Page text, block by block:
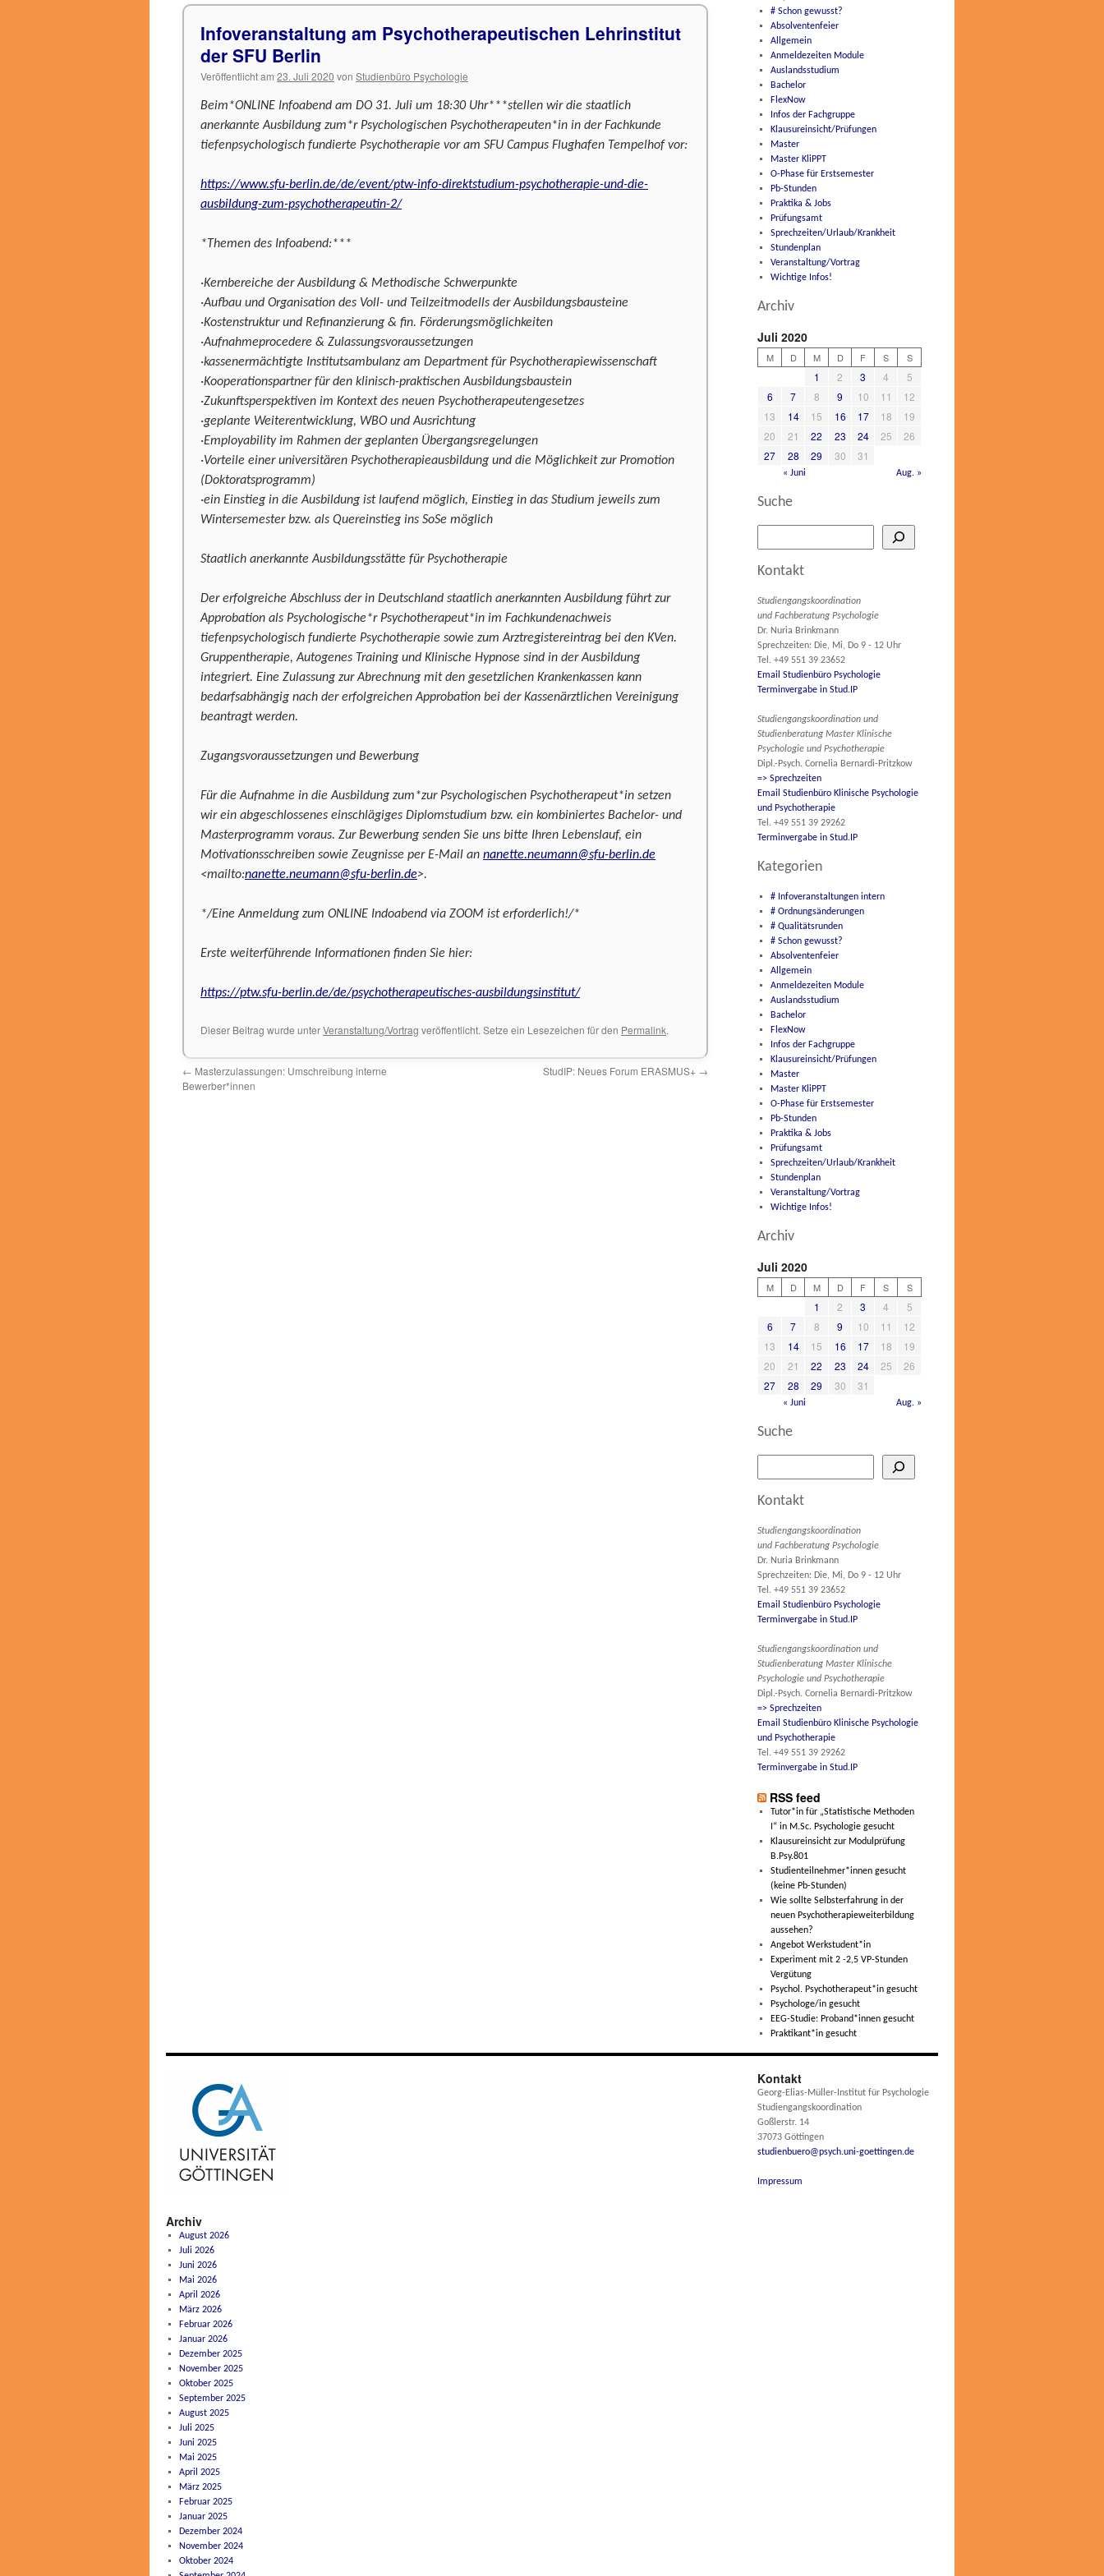
Infoveranstaltung am Psychotherapeutischen Lehrinstitut
der SFU Berlin
Veröffentlicht am 23. Juli 2020 von Studienbüro Psychologie
Beim*ONLINE Infoabend am DO 31. Juli um 18:30 Uhr***stellen wir die staatlich
anerkannte Ausbildung zum*r Psychologischen Psychotherapeuten*in in der Fachkunde
tiefenpsychologisch fundierte Psychotherapie vor am SFU Campus Flughafen Tempelhof vor:
https://www.sfu-berlin.de/de/event/ptw-info-direktstudium-psychotherapie-und-die-
ausbildung-zum-psychotherapeutin-2/
*Themen des Infoabend:***
·Kernbereiche der Ausbildung & Methodische Schwerpunkte
·Aufbau und Organisation des Voll- und Teilzeitmodells der Ausbildungsbausteine
·Kostenstruktur und Refinanzierung & fin. Förderungsmöglichkeiten
·Aufnahmeprocedere & Zulassungsvoraussetzungen
·kassenermächtigte Institutsambulanz am Department für Psychotherapiewissenschaft
·Kooperationspartner für den klinisch-praktischen Ausbildungsbaustein
·Zukunftsperspektiven im Kontext des neuen Psychotherapeutengesetzes
·geplante Weiterentwicklung, WBO und Ausrichtung
·Employability im Rahmen der geplanten Übergangsregelungen
·Vorteile einer universitären Psychotherapieausbildung und die Möglichkeit zur Promotion
(Doktoratsprogramm)
·ein Einstieg in die Ausbildung ist laufend möglich, Einstieg in das Studium jeweils zum
Wintersemester bzw. als Quereinstieg ins SoSe möglich
Staatlich anerkannte Ausbildungsstätte für Psychotherapie
Der erfolgreiche Abschluss der in Deutschland staatlich anerkannten Ausbildung führt zur
Approbation als Psychologische*r Psychotherapeut*in im Fachkundenachweis
tiefenpsychologisch fundierte Psychotherapie sowie zum Arztregistereintrag bei den KVen.
Gruppentherapie, Autogenes Training und Klinische Hypnose sind in der Ausbildung
integriert. Eine Zulassung zur Abrechnung mit den gesetzlichen Krankenkassen kann
bedarfsabhängig nach der erfolgreichen Approbation bei der Kassenärztlichen Vereinigung
beantragt werden.
Zugangsvoraussetzungen und Bewerbung
Für die Aufnahme in die Ausbildung zum*zur Psychologischen Psychotherapeut*in setzen
wir ein abgeschlossenes einschlägiges Diplomstudium bzw. ein kombiniertes Bachelor- und
Masterprogramm voraus. Zur Bewerbung senden Sie uns bitte Ihren Lebenslauf, ein
Motivationsschreiben sowie Zeugnisse per E-Mail an nanette.neumann@sfu-berlin.de
<mailto:nanette.neumann@sfu-berlin.de>.
*/Eine Anmeldung zum ONLINE Indoabend via ZOOM ist erforderlich!/*
Erste weiterführende Informationen finden Sie hier:
https://ptw.sfu-berlin.de/de/psychotherapeutisches-ausbildungsinstitut/
Dieser Beitrag wurde unterVeranstaltung/Vortrag veröffentlicht. Setze ein Lesezeichen für den Permalink.
← Masterzulassungen: Umschreibung interne
Bewerber*innen
StudIP: Neues Forum ERASMUS+ →
# Schon gewusst?
Absolventenfeier
Allgemein
Anmeldezeiten Module
Auslandsstudium
Bachelor
FlexNow
Infos der Fachgruppe
Klausureinsicht/Prüfungen
Master
Master KliPPT
O-Phase für Erstsemester
Pb-Stunden
Praktika & Jobs
Prüfungsamt
Sprechzeiten/Urlaub/Krankheit
Stundenplan
Veranstaltung/Vortrag
Wichtige Infos!
Archiv
Juli 2020
M D M D F S S
1 2 3 4
5
6
7 8 9 10 11
12
13
14 15 16 17 18
19
20
21 22 23 24 25
26
27
28 29 30 31
« Juni Aug. »
Suche
Kontakt
Studiengangskoordination
und Fachberatung Psychologie
Dr. Nuria Brinkmann
Sprechzeiten: Die, Mi, Do 9 - 12 Uhr
Tel. +49 551 39 23652
Email Studienbüro Psychologie
Terminvergabe in Stud.IP
Studiengangskoordination und
Studienberatung Master Klinische
Psychologie und Psychotherapie
Dipl.-Psych. Cornelia Bernardi-Pritzkow
=> Sprechzeiten
Email Studienbüro Klinische Psychologie
und Psychotherapie
Tel. +49 551 39 29262
Terminvergabe in Stud.IP
Kategorien
# Infoveranstaltungen intern
# Ordnungsänderungen
# Qualitätsrunden
# Schon gewusst?
Absolventenfeier
Allgemein
Anmeldezeiten Module
Auslandsstudium
Bachelor
FlexNow
Infos der Fachgruppe
Klausureinsicht/Prüfungen
Master
Master KliPPT
O-Phase für Erstsemester
Pb-Stunden
Praktika & Jobs
Prüfungsamt
Sprechzeiten/Urlaub/Krankheit
Stundenplan
Veranstaltung/Vortrag
Wichtige Infos!
Archiv
Juli 2020
M D M D F S S
1 2 3 4
5
6
7 8 9 10 11
12
13
14 15 16 17 18
19
20
21 22 23 24 25
26
27
28 29 30 31
« Juni Aug. »
Suche
Kontakt
Studiengangskoordination
und Fachberatung Psychologie
Dr. Nuria Brinkmann
Sprechzeiten: Die, Mi, Do 9 - 12 Uhr
Tel. +49 551 39 23652
Email Studienbüro Psychologie
Terminvergabe in Stud.IP
Studiengangskoordination und
Studienberatung Master Klinische
Psychologie und Psychotherapie
Dipl.-Psych. Cornelia Bernardi-Pritzkow
=> Sprechzeiten
Email Studienbüro Klinische Psychologie
und Psychotherapie
Tel. +49 551 39 29262
Terminvergabe in Stud.IP
RSS feed
Tutor*in für „Statistische Methoden
I“ in M.Sc. Psychologie gesucht
Klausureinsicht zur Modulprüfung
B.Psy.801
Studienteilnehmer*innen gesucht
(keine Pb-Stunden)
Wie sollte Selbsterfahrung in der
neuen Psychotherapieweiterbildung
aussehen?
Angebot Werkstudent*in
Experiment mit 2 -2,5 VP-Stunden
Vergütung
Psychol. Psychotherapeut*in gesucht
Psychologe/in gesucht
EEG-Studie: Proband*innen gesucht
Praktikant*in gesucht
Archiv
August 2026
Juli 2026
Juni 2026
Mai 2026
April 2026
März 2026
Februar 2026
Januar 2026
Dezember 2025
November 2025
Oktober 2025
September 2025
August 2025
Juli 2025
Juni 2025
Mai 2025
April 2025
März 2025
Februar 2025
Januar 2025
Dezember 2024
November 2024
Oktober 2024
Kontakt
Georg-Elias-Müller-Institut für Psychologie
Studiengangskoordination
Goßlerstr. 14
37073 Göttingen
studienbuero@psych.uni-goettingen.de
Impressum